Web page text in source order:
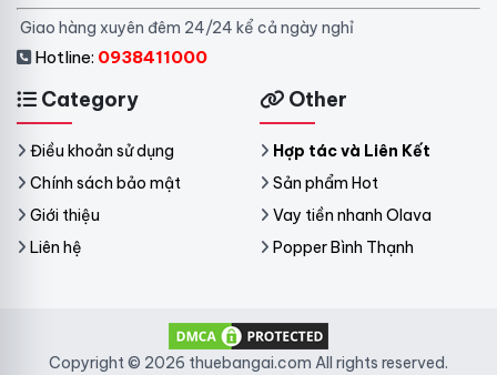
Giao hàng xuyên đêm 24/24 kể cả ngày nghỉ
Hotline: 0938411000
Category
Điều khoản sử dụng
Chính sách bảo mật
Giới thiệu
Liên hệ
Other
Hợp tác và Liên Kết
Sản phẩm Hot
Vay tiền nhanh Olava
Popper Bình Thạnh
Copyright © 2026 thuebangai.com All rights reserved.